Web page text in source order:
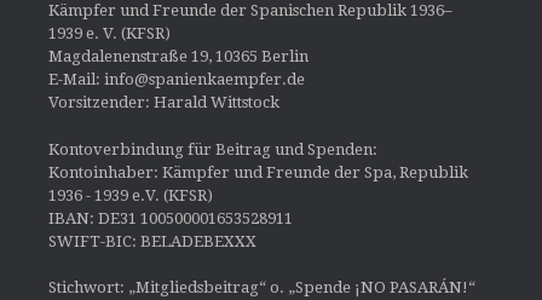
Kämpfer und Freunde der Spanischen Republik 1936–
1939 e. V. (KFSR)
Magdalenenstraße 19, 10365 Berlin
E-Mail: info@spanienkaempfer.de
Vorsitzender: Harald Wittstock
Kontoverbindung für Beitrag und Spenden:
Kontoinhaber: Kämpfer und Freunde der Spa, Republik
1936 - 1939 e.V. (KFSR)
IBAN: DE31 100500001653528911
SWIFT-BIC: BELADEBEXXX
Stichwort: „Mitgliedsbeitrag“ o. „Spende ¡NO PASARÁN!“